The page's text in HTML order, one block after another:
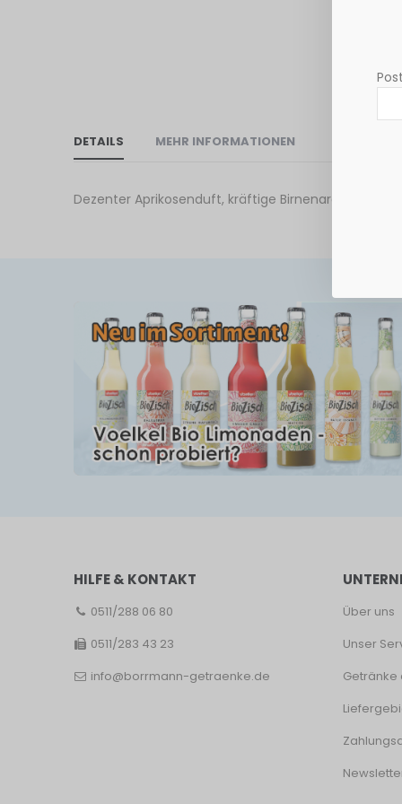
DETAILS
Dezenter Aprikosenduft, kräftige Birnenaromen,
MEHR INFORMATIONEN
HILFE & KONTAKT
0511/288 06 80
0511/283 43 23
info@borrmann-getraenke.de
Über uns
Unser
Getränke